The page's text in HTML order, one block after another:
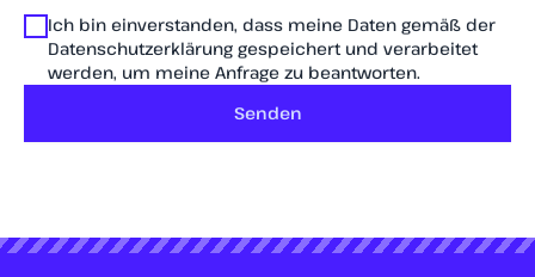
Ich bin einverstanden, dass meine Daten gemäß der
Datenschutzerklärung gespeichert und verarbeitet
werden, um meine Anfrage zu beantworten.
Senden